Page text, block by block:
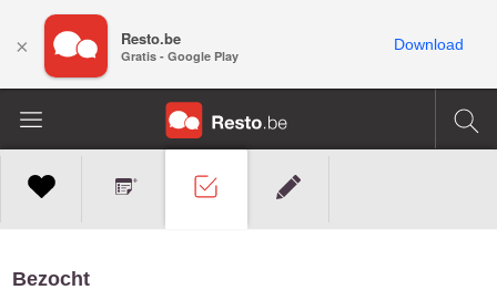
Bezocht
× Resto.be
Gratis - Google Play
Download